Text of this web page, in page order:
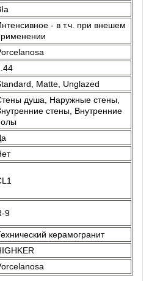
- в т.ч. при внешем
Matte, Unglazed
душа, Наружные стены,
стены, Внутренние
9
керамогранит